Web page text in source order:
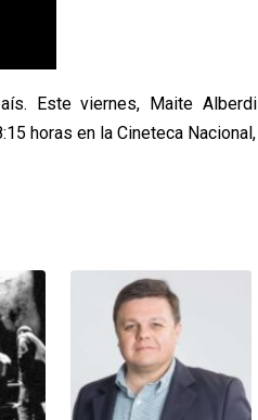
Este viernes, Maite Alberdi
horas en la Cineteca Nacional,